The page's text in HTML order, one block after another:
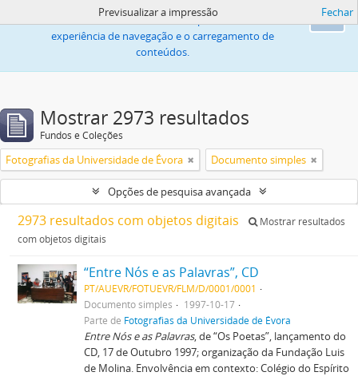
Ok
Este sítio web utiliza «cookies» para melhorar a
experiência de navegação e o carregamento de
conteúdos.
Previsualizar a impressão Fechar
Mostrar 2973 resultados
Fundos e Coleções
Fotografias da Universidade de Évora Documento simples
Opções de pesquisa avançada
2973 resultados com objetos digitais
Mostrar resultados
com objetos digitais
“Entre Nós e as Palavras”, CD
PT/AUEVR/FOTUEVR/FLM/D/0001/0001
Documento simples
1997-10-17
Parte de Fotografias da Universidade de Évora
Entre Nós e as Palavras, de “Os Poetas”, lançamento do
CD, 17 de Outubro 1997; organização da Fundação Luis
de Molina. Envolvência em contexto: Colégio do Espírito